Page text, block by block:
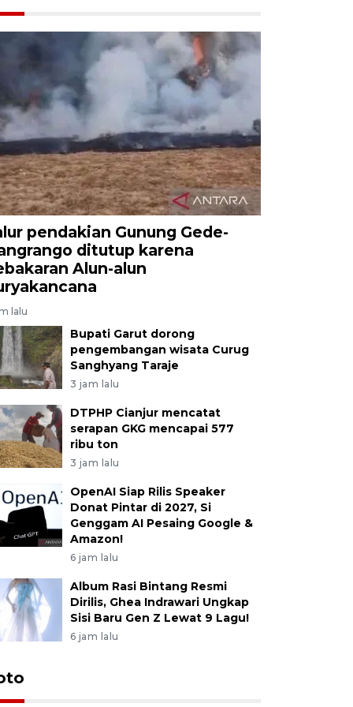
pendakian Gunung Gede-
ditutup karena
Alun-alun
lalu
Bupati Garut dorong
pengembangan wisata Curug
Sanghyang Taraje
3 jam lalu
DTPHP Cianjur mencatat
serapan GKG mencapai 577
ribu ton
3 jam lalu
OpenAI Siap Rilis Speaker
Donat Pintar di 2027, Si
Genggam AI Pesaing Google &
Amazon!
6 jam lalu
Album Rasi Bintang Resmi
Dirilis, Ghea Indrawari Ungkap
Sisi Baru Gen Z Lewat 9 Lagu!
6 jam lalu